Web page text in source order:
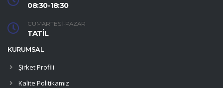
08:30-18:30
CUMARTESİ-PAZAR
TATİL
KURUMSAL
Şirket Profili
Kalite Politikamız